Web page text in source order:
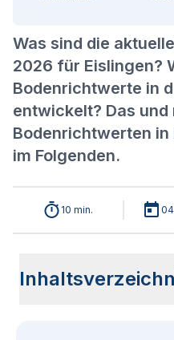
Was sind die
2026 für Eislingen?
Bodenrichtwerte in
entwickelt? Das
Bodenrichtwerten in
im Folgenden.
10 min.